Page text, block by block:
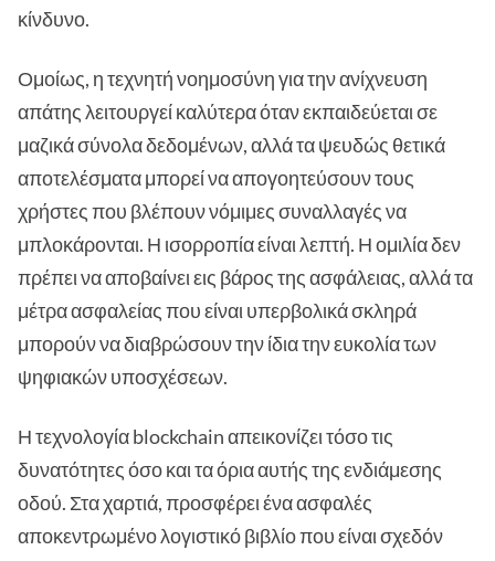
κίνδυνο.
Ομοίως, η τεχνητή νοημοσύνη για την ανίχνευση
απάτης λειτουργεί καλύτερα όταν εκπαιδεύεται σε
μαζικά σύνολα δεδομένων, αλλά τα ψευδώς θετικά
αποτελέσματα μπορεί να απογοητεύσουν τους
χρήστες που βλέπουν νόμιμες συναλλαγές να
μπλοκάρονται. Η ισορροπία είναι λεπτή. Η ομιλία δεν
πρέπει να αποβαίνει εις βάρος της ασφάλειας, αλλά τα
μέτρα ασφαλείας που είναι υπερβολικά σκληρά
μπορούν να διαβρώσουν την ίδια την ευκολία των
ψηφιακών υποσχέσεων.
Η τεχνολογία blockchain απεικονίζει τόσο τις
δυνατότητες όσο και τα όρια αυτής της ενδιάμεσης
οδού. Στα χαρτιά, προσφέρει ένα ασφαλές
αποκεντρωμένο λογιστικό βιβλίο που είναι σχεδόν